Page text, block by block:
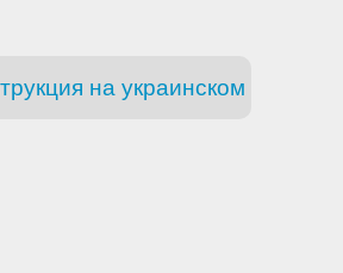
на украинском